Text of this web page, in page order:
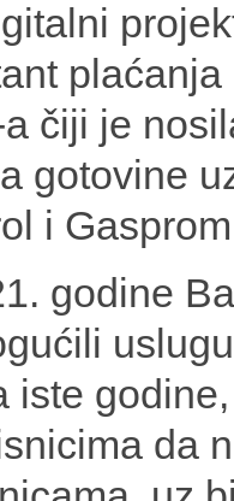
čiji je
gotovine
i
godine
iste
da